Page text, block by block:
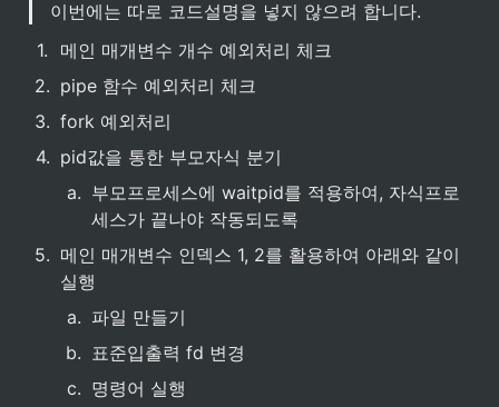
이번에는 따로 코드설명을 넣지 않으려 합니다.
1.
메인 매개변수 개수 예외처리 체크
2. pipe 함수 예외처리 체크
3. fork 예외처리
4. pid값을 통한 부모자식 분기
a. 부모프로세스에 waitpid를 적용하여, 자식프로
세스가 끝나야 작동되도록
5. 메인 매개변수 인덱스 1, 2를 활용하여 아래와 같이
실행
a. 파일 만들기
b. 표준입출력 fd 변경
c. 명령어 실행